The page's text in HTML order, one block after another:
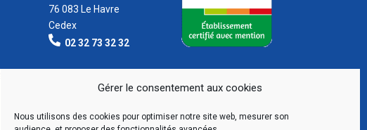
Gérer le consentement aux cookies
Nous utilisons des cookies pour optimiser notre site web, mesurer son
76 083 Le Havre
Cedex
02 32 73 32 32